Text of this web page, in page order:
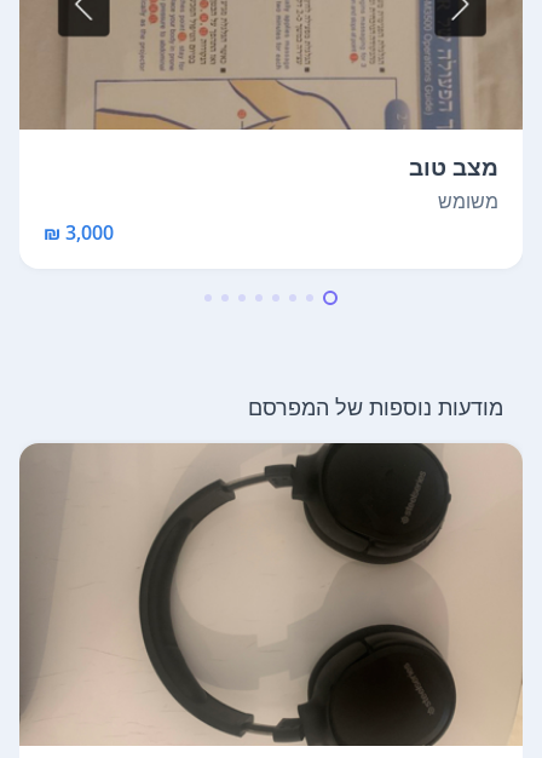
מצב טוב
משומש
3,000 ₪
מודעות נוספות של המפרסם